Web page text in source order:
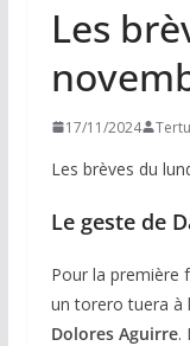
Les
17/11/2024
Les brèves du
Le geste de
Pour la première
un torero tuera à
Dolores Aguirre.